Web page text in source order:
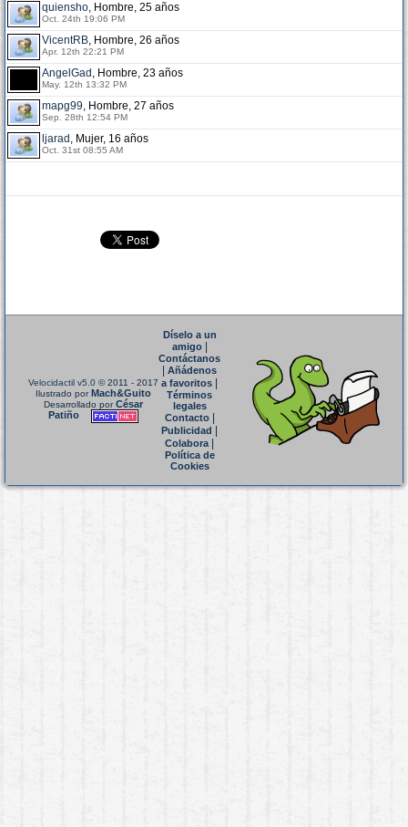
quiensho, Hombre, 25 años
Oct. 24th 19:06 PM
VicentRB, Hombre, 26 años
Apr. 12th 22:21 PM
AngelGad , Hombre, 23 años
May. 12th 13:32 PM
mapg99, Hombre, 27 años
Sep. 28th 12:54 PM
ljarad , Mujer, 16 años
Oct. 31st 08:55 AM
Velocidactil v5.0 © 2011 - 2017
Ilustrado porMach&Guito
Desarrollado porCésar
Patiño
Díselo a un
amigo|
Contáctanos
Añádenos
a favoritos
Términos
legales
Contacto|
Publicidad
Colabora|
Política de
Cookies